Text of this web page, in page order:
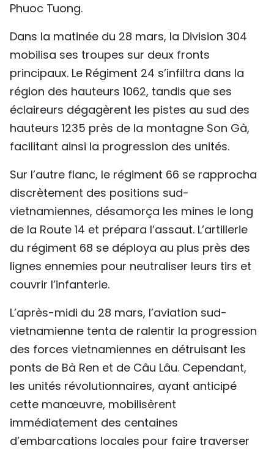
Phuoc Tuong.
Dans la matinée du 28 mars, la Division 304
mobilisa ses troupes sur deux fronts
principaux. Le Régiment 24 s’infiltra dans la
région des hauteurs 1062, tandis que ses
éclaireurs dégagèrent les pistes au sud des
hauteurs 1235 près de la montagne Son Gà,
facilitant ainsi la progression des unités.
Sur l’autre flanc, le régiment 66 se rapprocha
discrètement des positions sud-
vietnamiennes, désamorça les mines le long
de la Route 14 et prépara l’assaut. L’artillerie
du régiment 68 se déploya au plus près des
lignes ennemies pour neutraliser leurs tirs et
couvrir l’infanterie.
L’après-midi du 28 mars, l’aviation sud-
vietnamienne tenta de ralentir la progression
des forces vietnamiennes en détruisant les
ponts de Bà Ren et de Câu Lâu. Cependant,
les unités révolutionnaires, ayant anticipé
cette manœuvre, mobilisèrent
immédiatement des centaines
d’embarcations locales pour faire traverser